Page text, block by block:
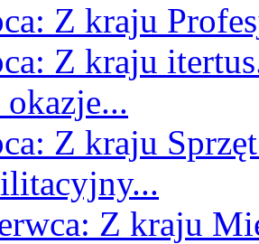
Z kraju
Z kraju
Z kraju
Z kraju